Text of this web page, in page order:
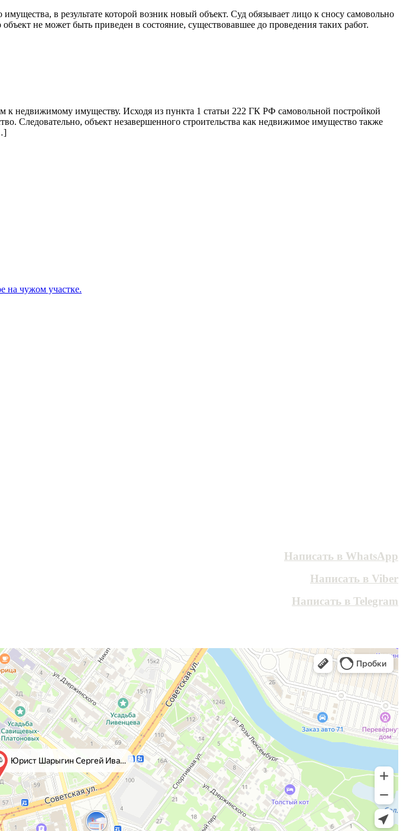
в результате которой возник новый объект. Суд обязывает лицо к сносу самовольно
не может быть приведен в состояние, существовавшее до проведения таких работ.
к недвижимому имуществу. Исходя из пункта 1 статьи 222 ГК РФ самовольной постройкой
Следовательно, объект незавершенного строительства как недвижимое имущество также
на чужом участке.
Написать в WhatsApp
Написать в Viber
Написать в Telegram